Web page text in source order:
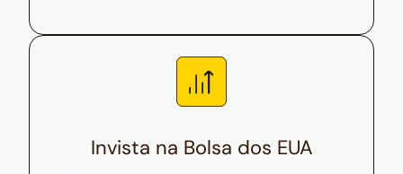
Invista na Bolsa dos EUA